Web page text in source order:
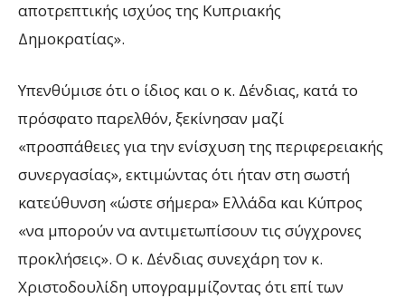
αποτρεπτικής ισχύος της Κυπριακής
Δημοκρατίας».
Υπενθύμισε ότι ο ίδιος και ο κ. Δένδιας, κατά το
πρόσφατο παρελθόν, ξεκίνησαν μαζί
«προσπάθειες για την ενίσχυση της περιφερειακής
συνεργασίας», εκτιμώντας ότι ήταν στη σωστή
κατεύθυνση «ώστε σήμερα» Ελλάδα και Κύπρος
«να μπορούν να αντιμετωπίσουν τις σύγχρονες
προκλήσεις». Ο κ. Δένδιας συνεχάρη τον κ.
Χριστοδουλίδη υπογραμμίζοντας ότι επί των